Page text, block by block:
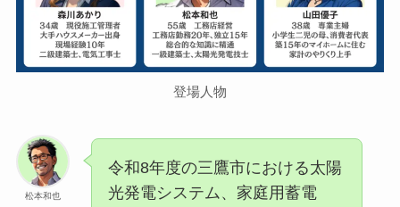
登場人物
松本和也
令和8年度の三鷹市における太陽
光発電システム、家庭用蓄電